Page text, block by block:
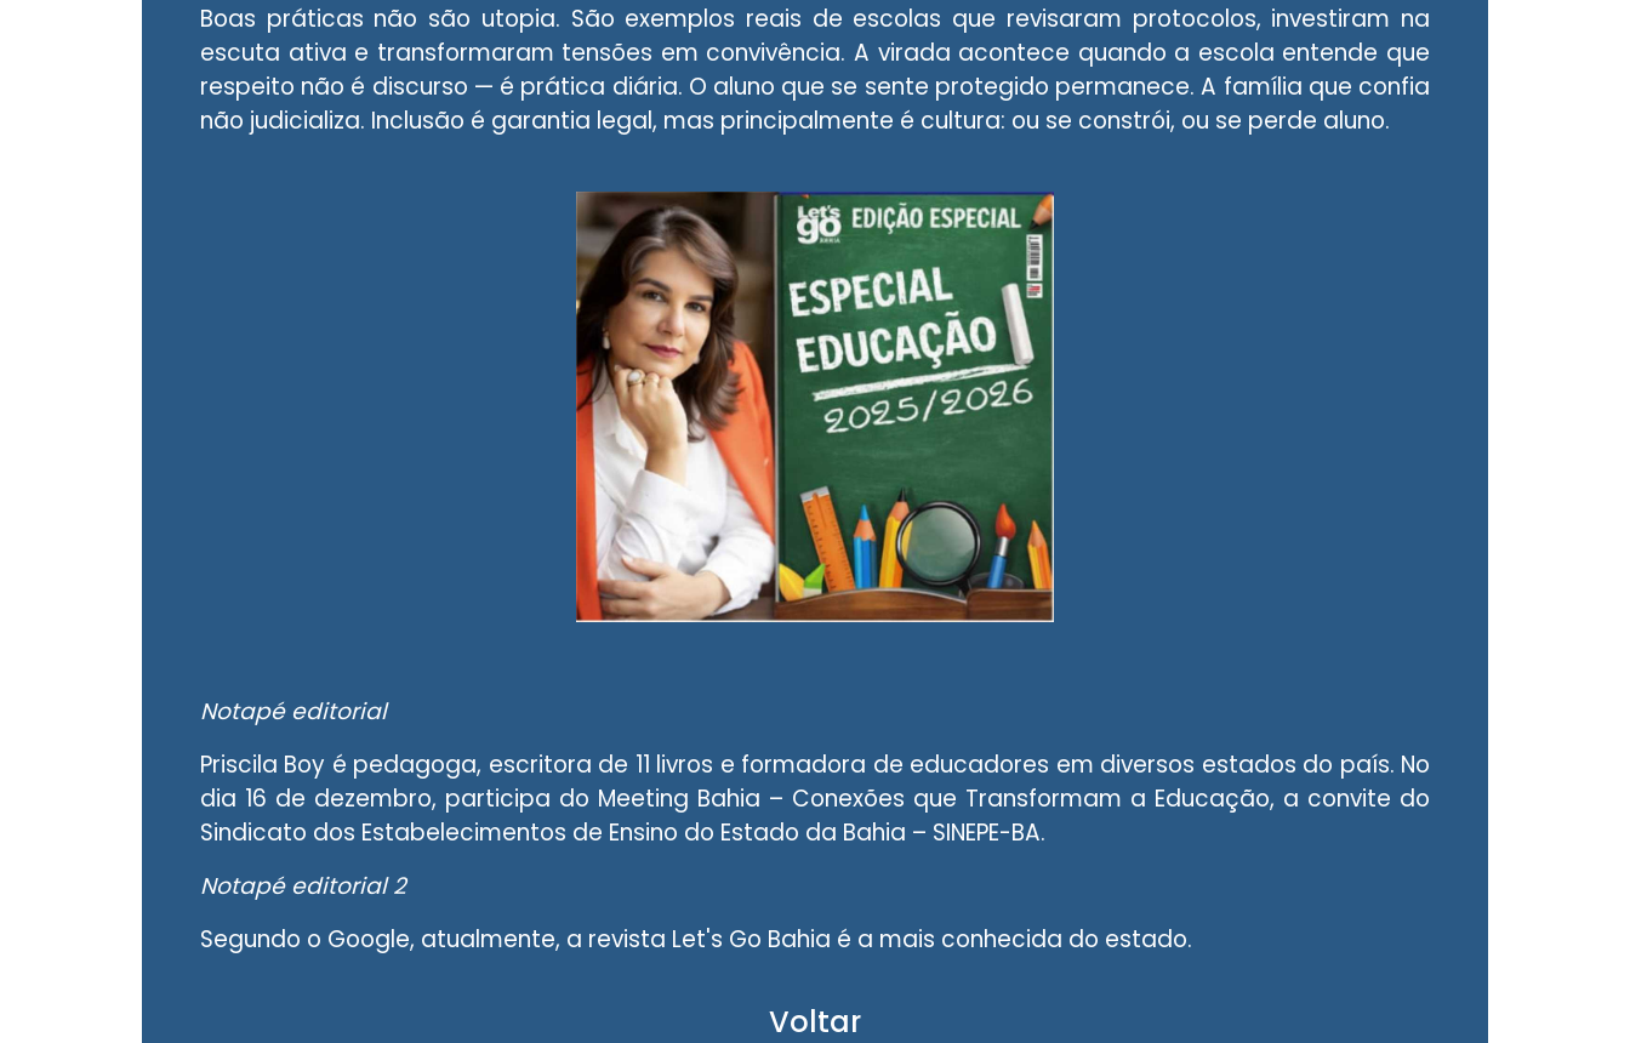
Boas práticas não são utopia. São exemplos reais de escolas que revisaram protocolos, investiram na
escuta ativa e transformaram tensões em convivência. A virada acontece quando a escola entende que
respeito não é discurso — é prática diária. O aluno que se sente protegido permanece. A família que confia
não judicializa. Inclusão é garantia legal, mas principalmente é cultura: ou se constrói, ou se perde aluno.
Notapé editorial
Priscila Boy é pedagoga, escritora de 11 livros e formadora de educadores em diversos estados do país. No
dia 16 de dezembro, participa do Meeting Bahia – Conexões que Transformam a Educação, a convite do
Sindicato dos Estabelecimentos de Ensino do Estado da Bahia – SINEPE-BA.
Notapé editorial 2
Segundo o Google, atualmente, a revista Let's Go Bahia é a mais conhecida do estado.
Voltar